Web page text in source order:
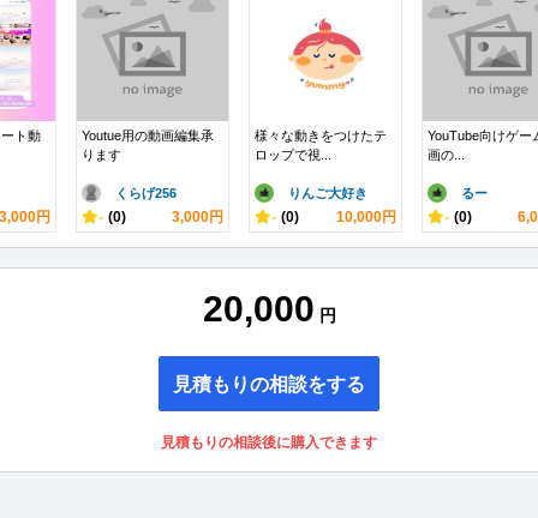
ト動
3,000円
Youtue用の動画編集承
ります
くらげ256
- (0) 3,000円
様々な動きをつけたテ
ロップで視...
りんご大好き
- (0) 10,000円
YouTube向けゲー
画の...
るー
- (0)
20,000 円
見積もりの相談をする
見積もりの相談後に購入できます